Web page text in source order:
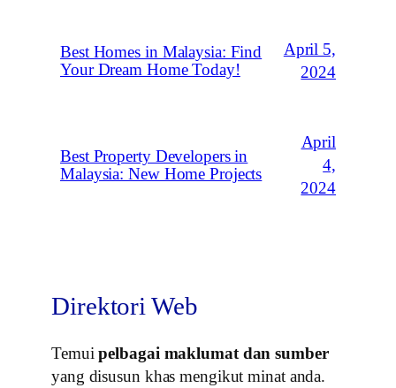
Best Homes in Malaysia: Find
Your Dream Home Today!
April 5,
2024
Best Property Developers in
Malaysia: New Home Projects
April
4,
2024
Direktori Web
Temuipelbagai maklumat dan sumber
yang disusun khas mengikut minat anda.